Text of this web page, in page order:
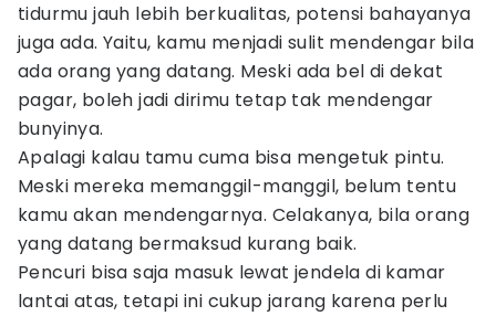
tidurmu jauh lebih berkualitas, potensi bahayanya
juga ada. Yaitu, kamu menjadi sulit mendengar bila
ada orang yang datang. Meski ada bel di dekat
pagar, boleh jadi dirimu tetap tak mendengar
bunyinya.
Apalagi kalau tamu cuma bisa mengetuk pintu.
Meski mereka memanggil-manggil, belum tentu
kamu akan mendengarnya. Celakanya, bila orang
yang datang bermaksud kurang baik.
Pencuri bisa saja masuk lewat jendela di kamar
lantai atas, tetapi ini cukup jarang karena perlu